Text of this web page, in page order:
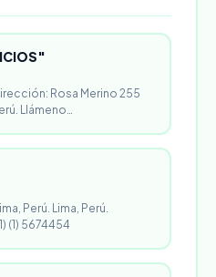
Rosa Merino 255
Llámeno…
Perú. Lima, Perú.
(1) 5674454